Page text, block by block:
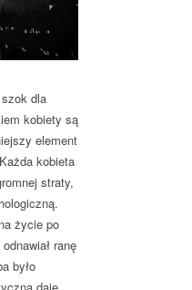
dla
kobiety są
element
kobieta
straty,
życie po
ranę
było